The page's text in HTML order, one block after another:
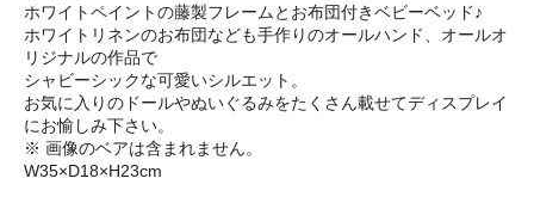
ホワイトペイントの藤製フレームとお布団付きベビーベッド♪
ホワイトリネンのお布団なども手作りのオールハンド、オールオ
リジナルの作品で
シャビーシックな可愛いシルエット。
お気に入りのドールやぬいぐるみをたくさん載せてディスプレイ
にお愉しみ下さい。
※ 画像のベアは含まれません。
W35×D18×H23cm